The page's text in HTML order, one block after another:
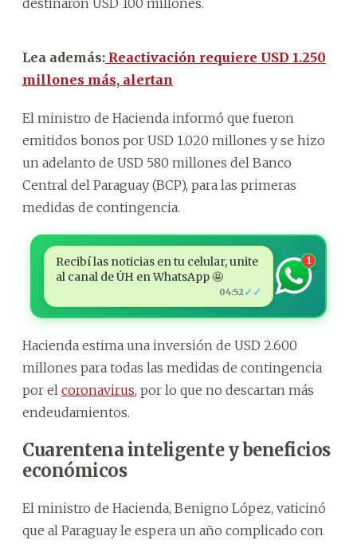
Lea además: Reactivación requiere USD 1.250
millones más, alertan
El ministro de Hacienda informó que fueron
emitidos bonos por USD 1.020 millones y se hizo
un adelanto de USD 580 millones del Banco
Central del Paraguay (BCP), para las primeras
medidas de contingencia.
Recibí las noticias en tu celular, unite
al canal de ÚH en WhatsApp 🤩
04:52 ✓✓
1
Hacienda estima una inversión de USD 2.600
millones para todas las medidas de contingencia
por el coronavirus, por lo que no descartan más
endeudamientos.
Cuarentena inteligente y beneficios
económicos
El ministro de Hacienda, Benigno López, vaticinó
que al Paraguay le espera un año complicado con